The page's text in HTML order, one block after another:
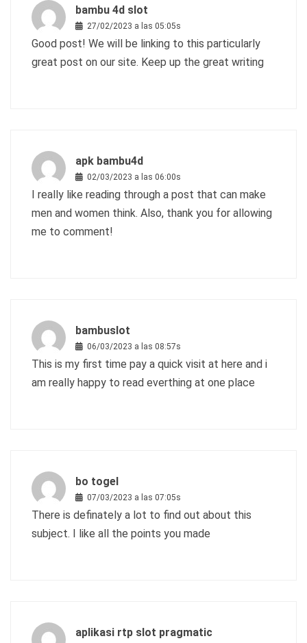
bambu 4d slot
27/02/2023 a las 05:05s
Good post! We will be linking to this particularly
great post on our site. Keep up the great writing
apk bambu4d
02/03/2023 a las 06:00s
I really like reading through a post that can make
men and women think. Also, thank you for allowing
me to comment!
bambuslot
06/03/2023 a las 08:57s
This is my first time pay a quick visit at here and i
am really happy to read everthing at one place
bo togel
07/03/2023 a las 07:05s
There is definately a lot to find out about this
subject. I like all the points you made
aplikasi rtp slot pragmatic